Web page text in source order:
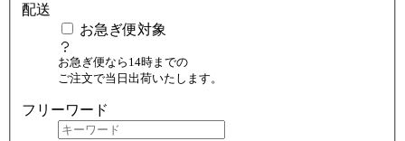
配送
お急ぎ便対象
お急ぎ便なら14時までの
ご注文で当日出荷いたします。
フリーワード